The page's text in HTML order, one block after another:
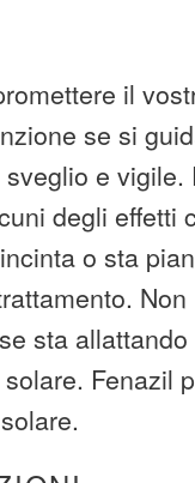
il
se si
e
degli effetti
o sta
sta
Fenazil